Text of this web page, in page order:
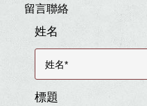
留言聯絡
姓名
標題